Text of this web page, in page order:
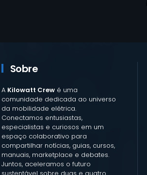
Sobre
A Kilowatt Crew é uma
comunidade dedicada ao universo
da mobilidade elétrica.
Conectamos entusiastas,
especialistas e curiosos em um
espaço colaborativo para
compartilhar notícias, guias, cursos,
manuais, marketplace e debates.
Juntos, aceleramos o futuro